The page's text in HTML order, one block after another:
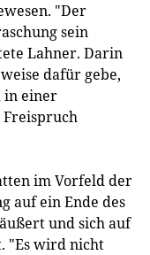
"Der
sein
Lahner. Darin
dafür gebe,
in einer
im Vorfeld der
auf ein Ende des
und sich auf
"Es wird nicht